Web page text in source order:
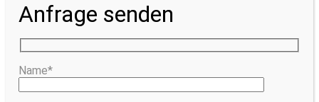
Anfrage senden
Name*